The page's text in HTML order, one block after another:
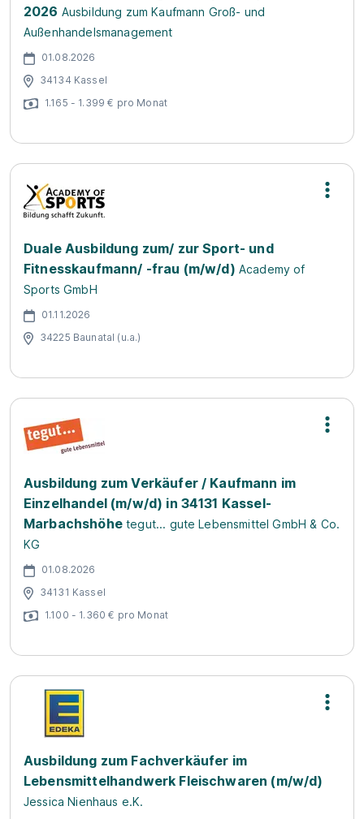
2026 Ausbildung zum Kaufmann Groß- und
Außenhandelsmanagement
01.08.2026
34134 Kassel
1.165 - 1.399 € pro Monat
Duale Ausbildung zum/ zur Sport- und
Fitnesskaufmann/ -frau (m/w/d) Academy of
Sports GmbH
01.11.2026
34225 Baunatal (u.a.)
Ausbildung zum Verkäufer / Kaufmann im
Einzelhandel (m/w/d) in 34131 Kassel-
Marbachshöhe tegut... gute Lebensmittel GmbH & Co.
KG
01.08.2026
34131 Kassel
1.100 - 1.360 € pro Monat
Ausbildung zum Fachverkäufer im
Lebensmittelhandwerk Fleischwaren (m/w/d)
Jessica Nienhaus e.K.